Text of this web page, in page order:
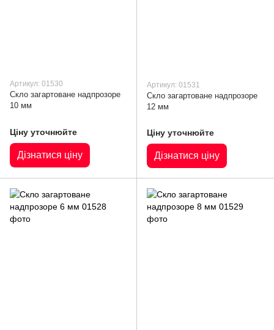
Артикул: 01530
Скло загартоване надпрозоре
10 мм
Ціну уточнюйте
Дізнатися ціну
Артикул: 01531
Скло загартоване надпрозоре
12 мм
Ціну уточнюйте
Дізнатися ціну